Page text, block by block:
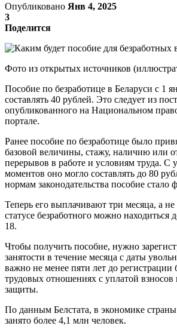
Опубликовано Янв 4, 2025
3
Поделится
Фото из открытых источников
Пособие по безработице в Беларуси с 1
составлять 40 рублей. Это следует из
опубликованного на Национальном
портале.
Ранее пособие по безработице было
базовой величины, стажу, наличию или
перерывов в работе и условиям труда. С
моментов оно могло составлять до 80
нормам законодательства пособие
Теперь его выплачивают три месяца, а
статусе безработного можно находиться
18.
Чтобы получить пособие, нужно
занятости в течение месяца с даты
важно не менее пяти лет до регистрации
трудовых отношениях с уплатой
защиты.
По данным Белстата, в экономике
занято более 4,1 млн человек.